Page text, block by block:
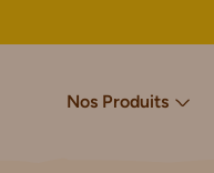
Nos Produits